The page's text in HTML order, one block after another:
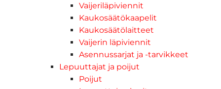
Vaijeriläpiviennit
Kaukosäätökaapelit
Kaukosäätölaitteet
Vaijerin läpiviennit
Asennussarjat ja -tarvikkeet
Lepuuttajat ja poijut
Poijut